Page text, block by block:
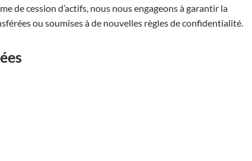
de cession d’actifs, nous nous engageons à garantir la
ou soumises à de nouvelles règles de confidentialité.